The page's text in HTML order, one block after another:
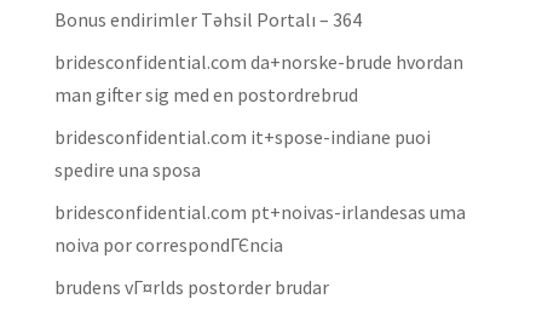
Bonus endirimler Təhsil Portalı – 364
bridesconfidential.com da+norske-brude hvordan
man gifter sig med en postordrebrud
bridesconfidential.com it+spose-indiane puoi
spedire una sposa
bridesconfidential.com pt+noivas-irlandesas uma
noiva por correspondГЄncia
brudens vГ¤rlds postorder brudar